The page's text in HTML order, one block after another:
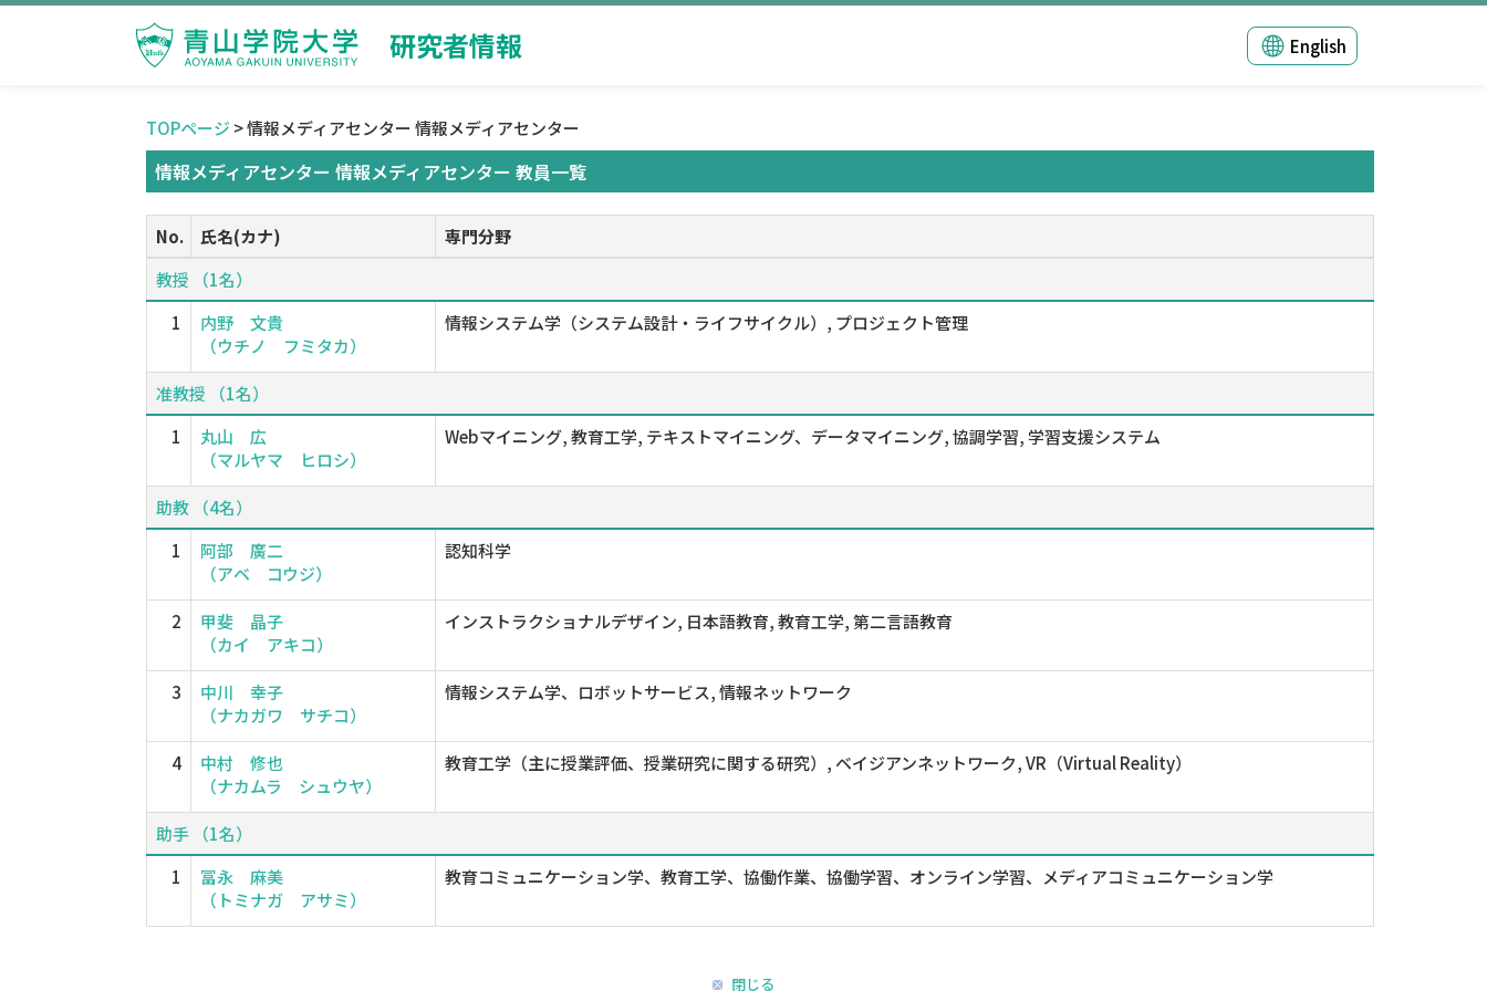
研究者情報 English
TOPページ > 情報メディアセンター 情報メディアセンター
情報メディアセンター 情報メディアセンター 教員一覧
No. 氏名(カナ)
専門分野
教授 （1名）
1
内野 文貴
（ウチノ フミタカ）
情報システム学（システム設計・ライフサイクル）, プロジェクト管理
准教授 （1名）
1
丸山 広
（マルヤマ ヒロシ）
Webマイニング, 教育工学, テキストマイニング、データマイニング, 協調学習, 学習支援システム
助教 （4名）
1
阿部 廣二
（アベ コウジ）
認知科学
2
甲斐 晶子
（カイ アキコ）
インストラクショナルデザイン, 日本語教育, 教育工学, 第二言語教育
3
中川 幸子
（ナカガワ サチコ）
情報システム学、ロボットサービス, 情報ネットワーク
4
中村 修也
（ナカムラ シュウヤ）
教育工学（主に授業評価、授業研究に関する研究）, ベイジアンネットワーク, VR（Virtual Reality）
助手 （1名）
1
冨永 麻美
（トミナガ アサミ）
教育コミュニケーション学、教育工学、協働作業、協働学習、オンライン学習、メディアコミュニケーション学
閉じる